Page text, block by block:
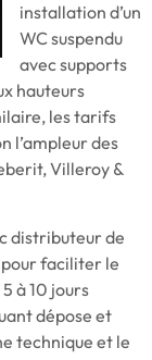
installation d’un
WC suspendu
avec supports
hauteurs
les tarifs
l’ampleur des
Villeroy &
distributeur de
faciliter le
à 10 jours
dépose et
technique et le